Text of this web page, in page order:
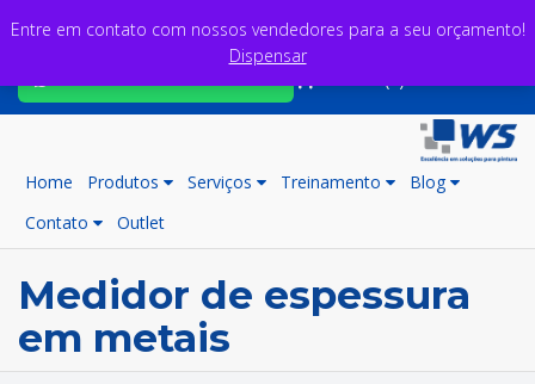
Home Produtos Serviços Treinamento
Blog
Contato
Outlet
Medidor de espessura
em metais
Entre em contato com nossos vendedores para a seu orçamento!
Dispensar